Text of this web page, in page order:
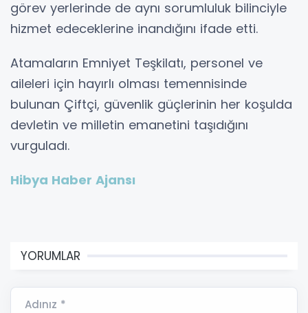
görev yerlerinde de aynı sorumluluk bilinciyle
hizmet edeceklerine inandığını ifade etti.
Atamaların Emniyet Teşkilatı, personel ve
aileleri için hayırlı olması temennisinde
bulunan Çiftçi, güvenlik güçlerinin her koşulda
devletin ve milletin emanetini taşıdığını
vurguladı.
Hibya Haber Ajansı
YORUMLAR
Adınız *